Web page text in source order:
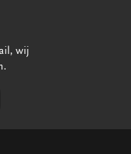
wij